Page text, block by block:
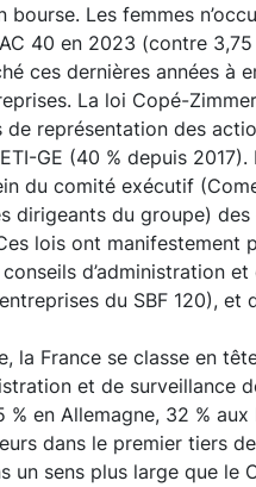
bourse. Les femmes
40 en 2023 (contre
ces dernières années à
La loi Copé-
de représentation des
GE (40 % depuis
du comité exécutif
dirigeants du groupe)
lois ont manifestement
d’administration
du SBF 120), et
la France se classe en
et de surveillance
% en Allemagne, 32 %
dans le premier tiers
un sens plus large que